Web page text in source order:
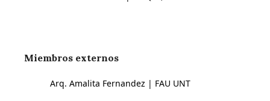
Miembros externos
Arq. Amalita Fernandez | FAU UNT